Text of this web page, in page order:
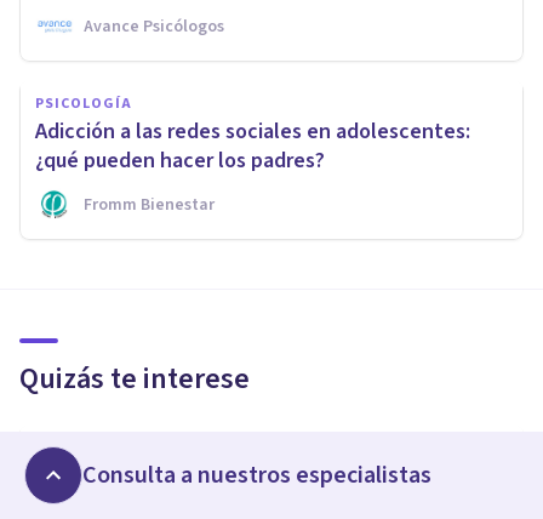
Avance Psicólogos
PSICOLOGÍA
Adicción a las redes sociales en adolescentes:
¿qué pueden hacer los padres?
Fromm Bienestar
Quizás te interese
PSICOLOGÍA
Máster en Psicoterapia Integradora de Mensalus:
aprender a hacer terapia desde la práctica clínica
Consulta a nuestros especialistas